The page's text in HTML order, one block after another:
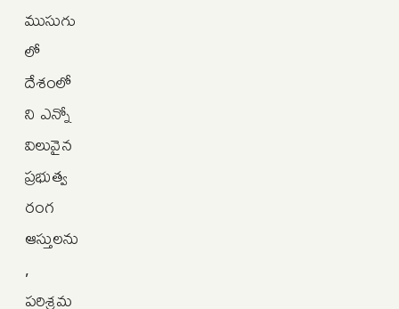
ముసుగు
లో
దేశంలో
ని ఎన్నో
విలువైన
ప్రభుత్వ
రంగ
ఆస్తులను
,
పరిశ్రమ